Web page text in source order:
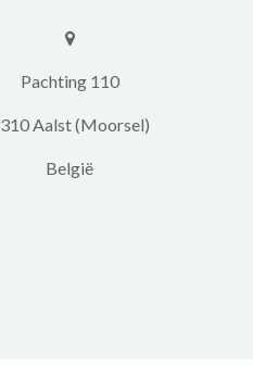
​​Pachting 110
Aalst (Moorsel)
​België